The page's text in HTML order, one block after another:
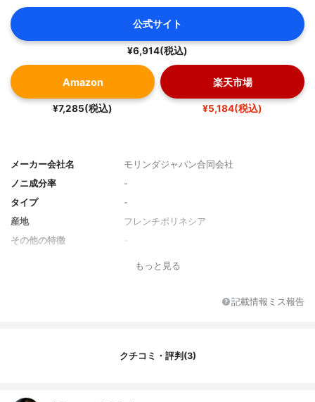
公式サイト
¥6,914(税込)
Amazon
¥7,285(税込)
楽天市場
¥5,184(税込)
メーカー会社名
モリンダジャパン合同会社
ノニ成分率
-
タイプ
-
産地
フレンチポリネシア
その他の特徴
もっと見る
記載情報ミス報告
クチコミ・評判(3)